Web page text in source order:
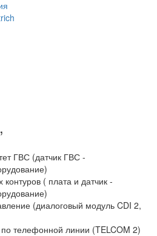
ГВС (датчик ГВС -
( плата и датчик -
(диалоговый модуль CDI 2,
телефонной линии (TELCOM 2)